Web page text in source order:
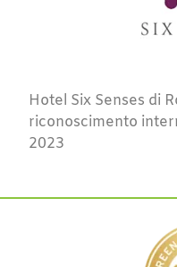
Hotel Six Senses di
riconoscimento
2023